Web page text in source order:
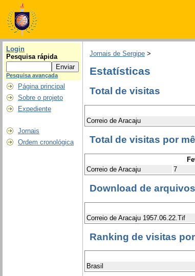
Login
Pesquisa rápida
Pesquisa avançada
Página principal
Sobre o projeto
Expediente
Jornais
Ordem cronológica
Jornais de Sergipe >
Estatísticas
Total de visitas
Correio de Aracaju
Total de visitas por
Correio de Aracaju
7
Download de arquivos
Correio de Aracaju 1957.06.22.Tif
Ranking de visitas
Brasil